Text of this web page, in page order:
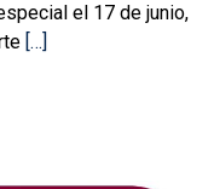
el 17 de junio,
[…]